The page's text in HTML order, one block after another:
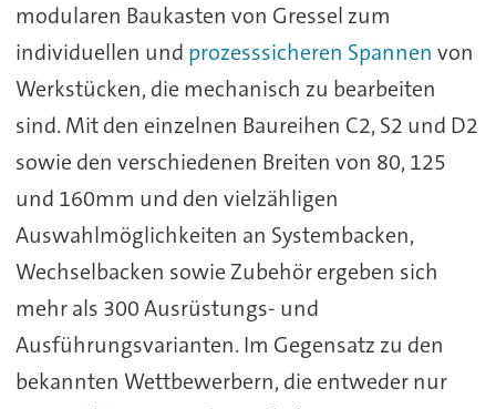
modularen Baukasten von Gressel zum
individuellen und prozesssicheren Spannen von
Werkstücken, die mechanisch zu bearbeiten
sind. Mit den einzelnen Baureihen C2, S2 und D2
sowie den verschiedenen Breiten von 80, 125
und 160mm und den vielzähligen
Auswahlmöglichkeiten an Systembacken,
Wechselbacken sowie Zubehör ergeben sich
mehr als 300 Ausrüstungs- und
Ausführungsvarianten. Im Gegensatz zu den
bekannten Wettbewerbern, die entweder nur